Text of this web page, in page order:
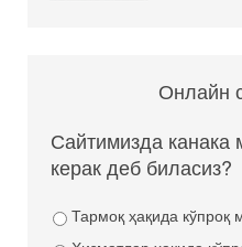
Онлайн
Сайтимизда канака
керак деб биласиз?
Тармоқ ҳақида кўпроқ